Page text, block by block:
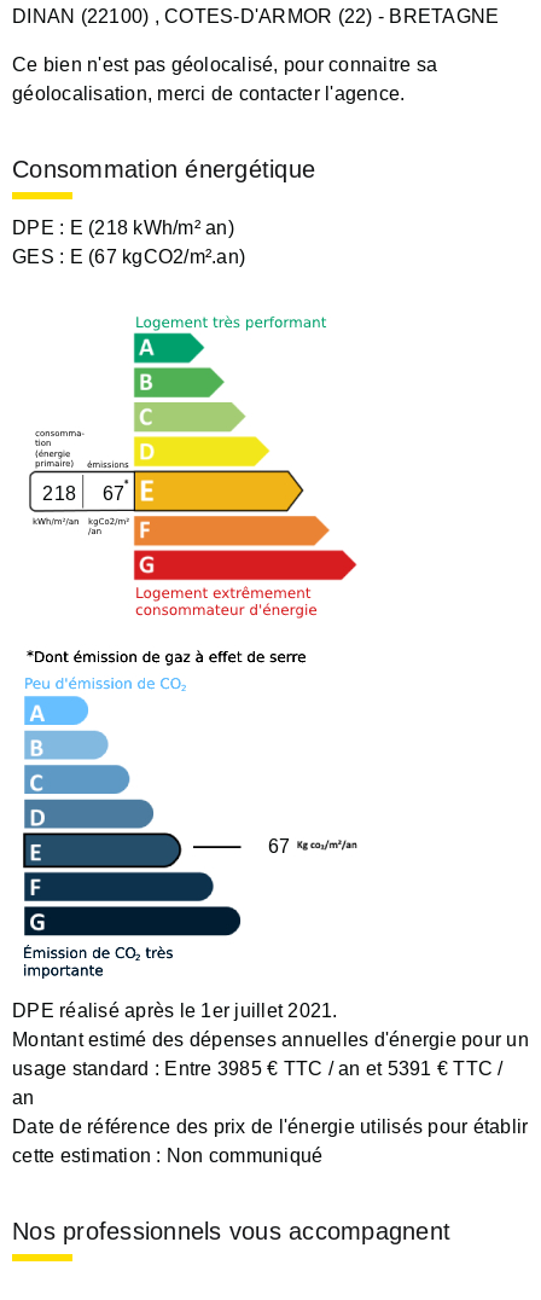
DINAN (22100) , COTES-D'ARMOR (22) - BRETAGNE
Ce bien n'est pas géolocalisé, pour connaitre sa
géolocalisation, merci de contacter l'agence.
Consommation énergétique
DPE : E (218 kWh/m² an)
GES : E (67 kgCO2/m².an)
218 67
67
DPE réalisé après le 1er juillet 2021.
Montant estimé des dépenses annuelles d'énergie pour un
usage standard : Entre 3985 € TTC / an et 5391 € TTC /
an
Date de référence des prix de l'énergie utilisés pour établir
cette estimation : Non communiqué
Nos professionnels vous accompagnent